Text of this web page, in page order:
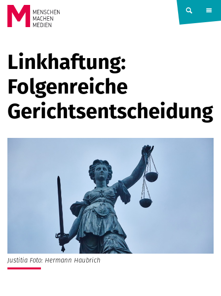
Springe zum Inhalt
MACHEN
MEDIEN
Linkhaftung:
Folgenreiche
Gerichtsentscheidung
Justitia Foto: Hermann Haubrich